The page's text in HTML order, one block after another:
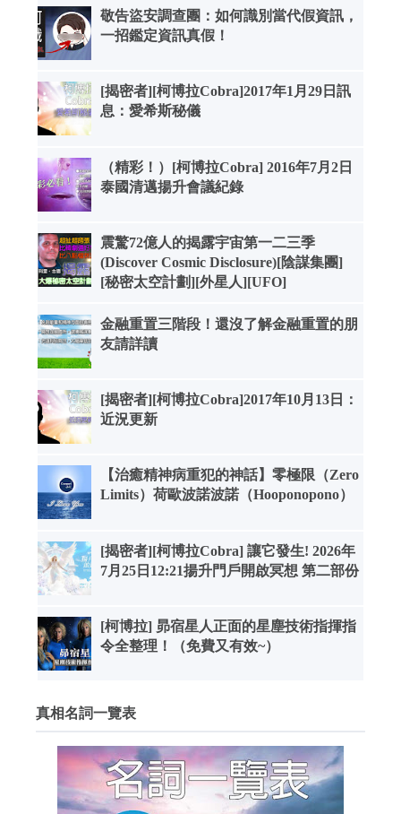
敬告盜安調查團：如何識別當代假資訊，
一招鑑定資訊真假！
[揭密者][柯博拉Cobra]2017年1月29日訊
息：愛希斯秘儀
（精彩！）[柯博拉Cobra] 2016年7月2日
泰國清邁揚升會議紀錄
震驚72億人的揭露宇宙第一二三季
(Discover Cosmic Disclosure)[陰謀集團]
[秘密太空計劃][外星人][UFO]
金融重置三階段！還沒了解金融重置的朋
友請詳讀
[揭密者][柯博拉Cobra]2017年10月13日：
近況更新
【治癒精神病重犯的神話】零極限（Zero
Limits）荷歐波諾波諾（Hooponopono）
[揭密者][柯博拉Cobra] 讓它發生! 2026年
7月25日12:21揚升門戶開啟冥想 第二部份
[柯博拉] 昴宿星人正面的星塵技術指揮指
令全整理！（免費又有效~）
真相名詞一覽表